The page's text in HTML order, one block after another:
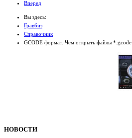
Вперед
Вы здесь:
Гравбиз
Справочник
GCODE формат. Чем открыть файлы *.gcode
НОВОСТИ